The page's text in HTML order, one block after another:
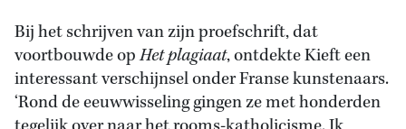
Bij het schrijven van zijn proefschrift, dat
voortbouwde opHet plagiaat, ontdekte Kieft een
interessant verschijnsel onder Franse kunstenaars.
‘Rond de eeuwwisseling gingen ze met honderden